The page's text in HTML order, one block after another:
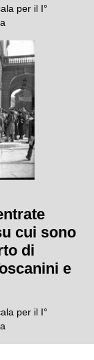
per il I°
cui sono
di
e
per il I°